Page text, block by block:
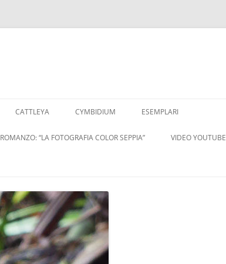
CATTLEYA CYMBIDIUM ESEMPLARI
ROMANZO: “LA FOTOGRAFIA COLOR SEPPIA” VIDEO YOUTUBE